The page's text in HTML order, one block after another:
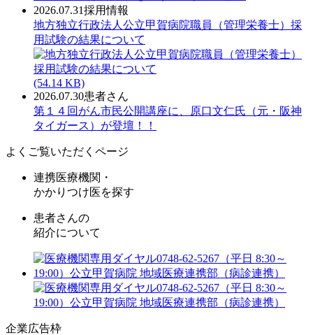
2026.07.31採用情報
地方独立行政法人公立甲賀病院職員（管理栄養士）採
用試験の結果について
(54.14 KB)
2026.07.30患者さん
第１４回がん市民公開講座に、原口文仁氏（元・阪神
タイガース）が登壇！！
よくご覧いただくページ
連携医療機関・
かかりつけ医を探す
患者さんの
紹介について
企業広告枠